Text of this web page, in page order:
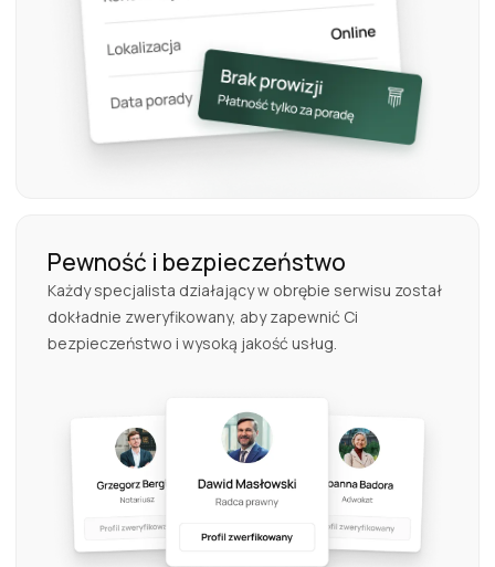
Pewność i bezpieczeństwo
Każdy specjalista działający w obrębie serwisu został
dokładnie zweryfikowany, aby zapewnić Ci
bezpieczeństwo i wysoką jakość usług.